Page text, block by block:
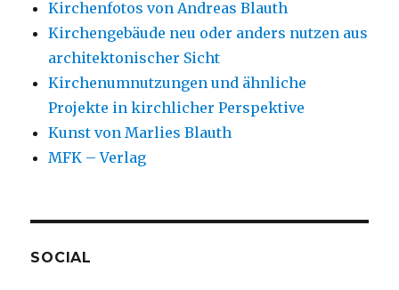
Kirchenfotos von Andreas Blauth
Kirchengebäude neu oder anders nutzen aus
architektonischer Sicht
Kirchenumnutzungen und ähnliche
Projekte in kirchlicher Perspektive
Kunst von Marlies Blauth
MFK – Verlag
SOCIAL